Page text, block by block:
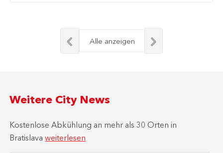
Alle anzeigen
Weitere City News
Kostenlose Abkühlung an mehr als 30 Orten in
Bratislavaweiterlesen